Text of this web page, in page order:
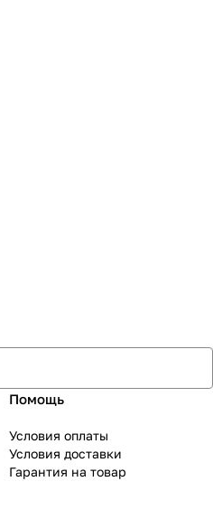
Помощь
Условия оплаты
Условия доставки
Гарантия на товар